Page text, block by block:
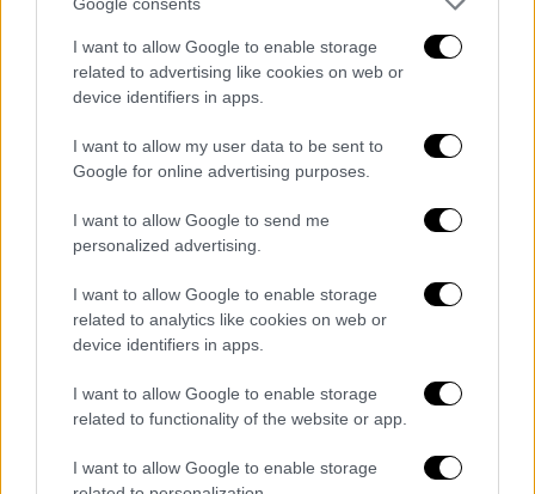
I want to allow Google to enable storage
related to advertising like cookies on web or
device identifiers in apps.
I want to allow my user data to be sent to
Google for online advertising purposes.
I want to allow Google to send me
personalized advertising.
I want to allow Google to enable storage
related to analytics like cookies on web or
device identifiers in apps.
I want to allow Google to enable storage
related to functionality of the website or app.
I want to allow Google to enable storage
Συμβούλιο Επιλογής Προσωπικού,
ρυθμίσεις θεμάτων Οργανισμών Τοπικής
Αυτοδιοίκησης, διατάξεις για την
σταθμών και άλλες διατάξεις.
Εισήγηση από τον Υπουργό Υποδομών
και Μεταφορών Χρήστο Σταϊκούρα
ανθεκτικές υποδομέςκαι για
βιώσιμες
μεταφορές.
Εισήγηση από τον Υπουργό Κλιματικής
Κρίσης και Πολιτικής Προστασίας
καθαρισμό οικοπέδων, μέτρα
πρόληψης